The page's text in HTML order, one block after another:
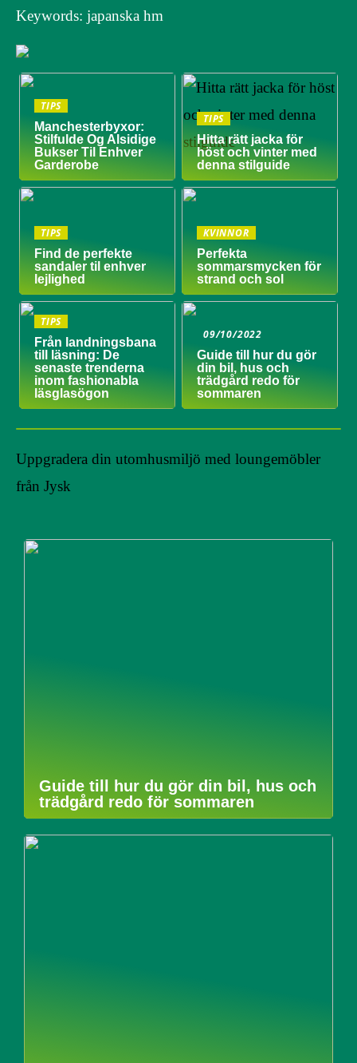
Keywords: japanska hm
TIPS
Manchesterbyxor:
Stilfulde Og Alsidige
Bukser Til Enhver
Garderobe
TIPS
Hitta rätt jacka för
höst och vinter med
denna stilguide
TIPS
Find de perfekte
sandaler til enhver
lejlighed
KVINNOR
Perfekta
sommarsmycken för
strand och sol
TIPS
Från landningsbana
till läsning: De
senaste trenderna
inom fashionabla
läsglasögon
09/10/2022
Guide till hur du gör
din bil, hus och
trädgård redo för
sommaren
Uppgradera din utomhusmiljö med loungemöbler
från Jysk
Guide till hur du gör din bil, hus och
trädgård redo för sommaren